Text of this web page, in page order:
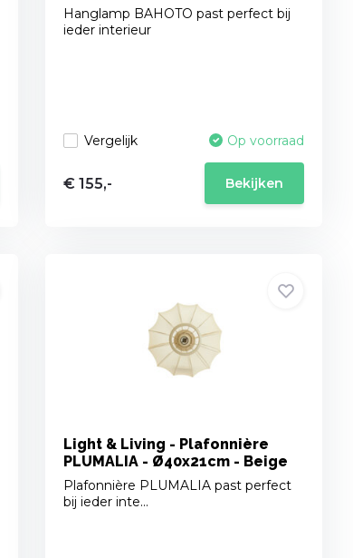
Hanglamp BAHOTO past perfect bij
ieder interieur
Vergelijk Op voorraad
€ 155,- Bekijken
Light & Living - Plafonnière
PLUMALIA - Ø40x21cm - Beige
Plafonnière PLUMALIA past perfect
bij ieder inte...